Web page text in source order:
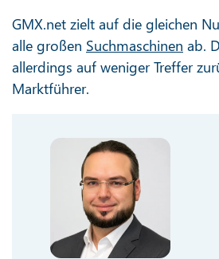
GMX.net zielt auf die gleichen
alle großen Suchmaschinen ab.
allerdings auf weniger Treffer
Marktführer.